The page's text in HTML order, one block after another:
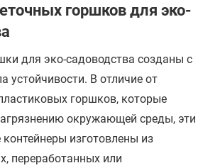
горшков для эко-
для эко-садоводства созданы с
устойчивости. В отличие от
горшков, которые
окружающей среды, эти
изготовлены из
переработанных или